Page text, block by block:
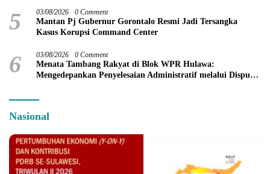
5 03/08/2026 0 Comment
Mantan Pj Gubernur Gorontalo Resmi Jadi Tersangka
Kasus Korupsi Command Center
6 03/08/2026 0 Comment
Menata Tambang Rakyat di Blok WPR Hulawa:
Mengedepankan Penyelesaian Administratif melalui Dispute
Nasional